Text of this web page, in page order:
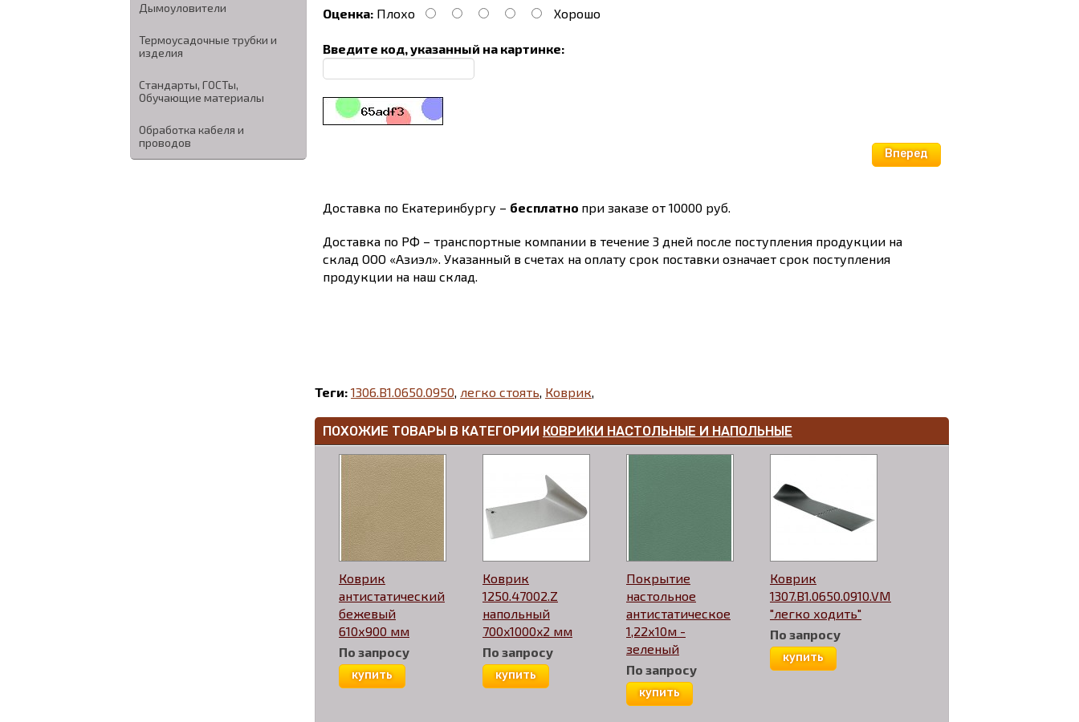
Дымоуловители
Термоусадочные трубки и
изделия
Стандарты, ГОСТы,
Обучающие материалы
Обработка кабеля и
проводов
Оценка: Плохо Хорошо
Введите код, указанный на картинке:
Вперед
Доставка по Екатеринбургу – бесплатно при заказе от 10000 руб.
Доставка по РФ – транспортные компании в течение 3 дней после поступления продукции на
склад ООО «Азиэл». Указанный в счетах на оплату срок поставки означает срок поступления
продукции на наш склад.
Теги: 1306.B1.0650.0950 легко стоять Коврик
ПОХОЖИЕ ТОВАРЫ В КАТЕГОРИИ КОВРИКИ НАСТОЛЬНЫЕ И НАПОЛЬНЫЕ
Коврик
антистатический
бежевый
610х900 мм
По запросу
купить
Коврик
1250.47002.Z
напольный
700x1000x2 мм
По запросу
купить
Покрытие
настольное
антистатическое
1,22х10м -
зеленый
По запросу
купить
Коврик
1307.B1.0650.0910.VM
"легко ходить"
По запросу
купить